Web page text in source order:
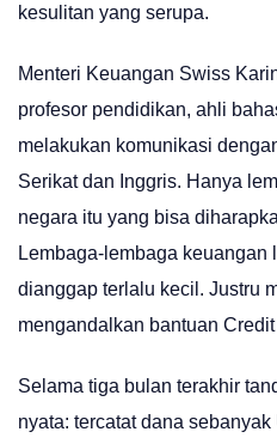
kesulitan yang serupa.
Menteri Keuangan Swiss
profesor pendidikan, ahli
melakukan komunikasi
Serikat dan Inggris. Hanya
negara itu yang bisa
Lembaga-lembaga keuangan
dianggap terlalu kecil. Justru
mengandalkan bantuan
Selama tiga bulan terakhir
nyata: tercatat dana